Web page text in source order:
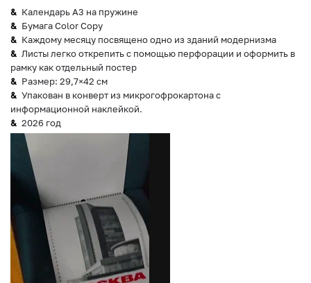
Календарь А3 на пружине
Бумага Color Copy
Каждому месяцу посвящено одно из зданий модернизма
Листы легко открепить с помощью перфорации и оформить в
рамку как отдельный постер
Размер: 29,7×42 см
Упакован в конверт из микрогофрокартона с
информационной наклейкой.
2026 год